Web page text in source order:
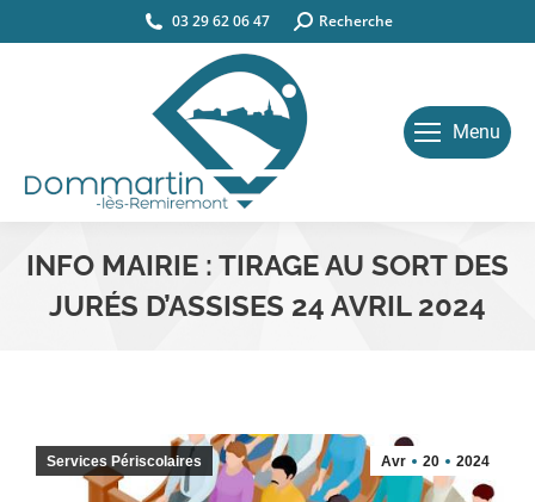
03 29 62 06 47 Search:Recherche
Menu
INFO MAIRIE : TIRAGE AU SORT DES
JURÉS D’ASSISES 24 AVRIL 2024
Avr 20 2024
Services Périscolaires